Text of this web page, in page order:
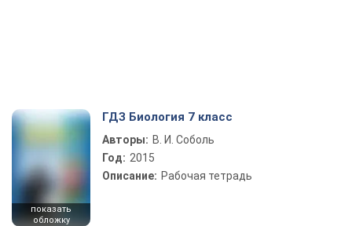
показать
обложку
ГДЗ Биология 7 класс
Авторы: В. И. Соболь
Год: 2015
Описание: Рабочая тетрадь